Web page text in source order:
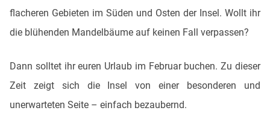
flacheren Gebieten im Süden und Osten der Insel. Wollt ihr
die blühenden Mandelbäume auf keinen Fall verpassen?
Dann solltet ihr euren Urlaub im Februar buchen. Zu dieser
Zeit zeigt sich die Insel von einer besonderen und
unerwarteten Seite – einfach bezaubernd.